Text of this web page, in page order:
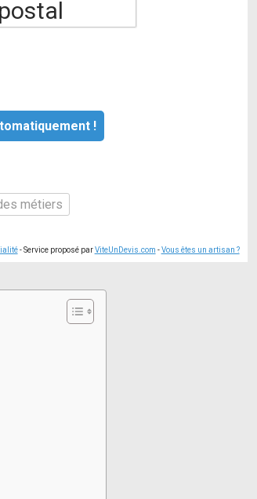
!
métiers
- Service proposé parViteUnDevis.com -Vous êtes un artisan ?